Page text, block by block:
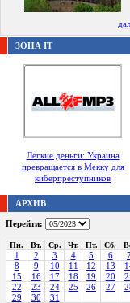
ЗОНА IT
Легкие деньги: Украина
превращается в Мекку для
киберпреступников
АРХИВ
Перейти:
Пн. Вт. Ср. Чт. Пт. Сб.
1 2 3 4 5 6
8
9 10 11 12 13
15
16 17 18 19 20
22
23 24 25 26 27
29
30 31